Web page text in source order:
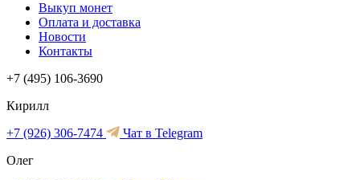
Выкуп монет
Оплата и доставка
Новости
Контакты
+7 (495) 106-3690
Кирилл
+7 (926) 306-7474
Чат в Telegram
Олег